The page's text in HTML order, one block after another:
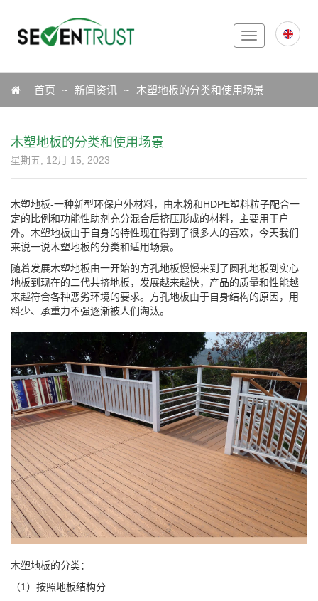
Toggle
navigation
Icon首页 新闻资讯 木塑地板的分类和使用场景
木塑地板的分类和使用场景
星期五, 12月 15, 2023
木塑地板-一种新型环保户外材料，由木粉和HDPE塑料粒子配合一
定的比例和功能性助剂充分混合后挤压形成的材料，主要用于户
外。木塑地板由于自身的特性现在得到了很多人的喜欢，今天我们
来说一说木塑地板的分类和适用场景。
随着发展木塑地板由一开始的方孔地板慢慢来到了圆孔地板到实心
地板到现在的二代共挤地板，发展越来越快，产品的质量和性能越
来越符合各种恶劣环境的要求。方孔地板由于自身结构的原因，用
料少、承重力不强逐渐被人们淘汰。
木塑地板的分类：
（1）按照地板结构分